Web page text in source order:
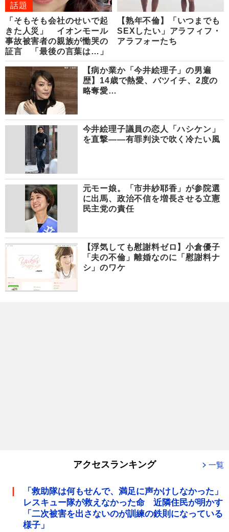
話題
「そもそも会社のせいで起
きた人災」 イオンモール
事故被害者の親族が慟哭の
証言 「最後の言葉は…」
【熟年不倫】「いつまでも
SEXしたい」アラフィフ・
アラフォーたち
【病か業か「今井絵理子」の男遍
歴】14歳で熱愛、バツイチ、2度の
略奪愛…
今井絵理子議員の恋人「ハシケン」
を直撃――有罪判決で吹く冷たい風
元モー娘。「市井紗耶香」が参院選
に出馬、政治不信を増長させる立憲
民主党の責任
【浮気しても慰謝料ゼロ】小倉優子
「夫の不倫」離婚なのに「慰謝料ナ
シ」のワケ
アクセスランキング 一覧
「救助隊は何もせんで、満足に声かけしなかった」
レスキュー隊が救えなかった命 近隣住民が明かす
「二次被害を出さないのが訓練の鉄則になっている
様子」